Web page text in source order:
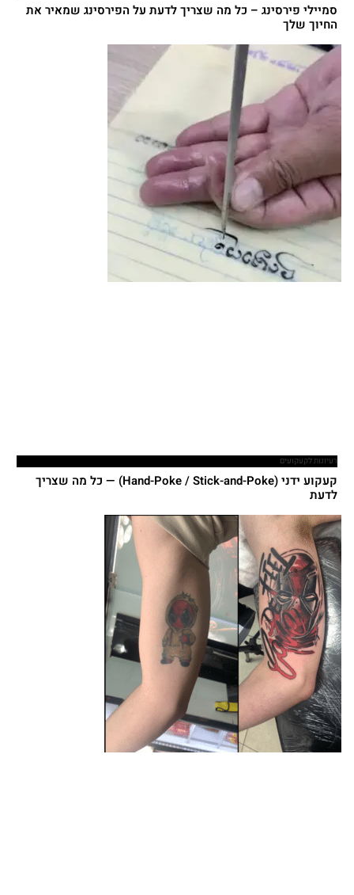
סמיילי פירסינג – כל מה שצריך לדעת על הפירסינג שמאיר את
החיוך שלך
רעיונות לקעקועים
קעקוע ידני (Hand-Poke / Stick-and-Poke) — כל מה שצריך
לדעת